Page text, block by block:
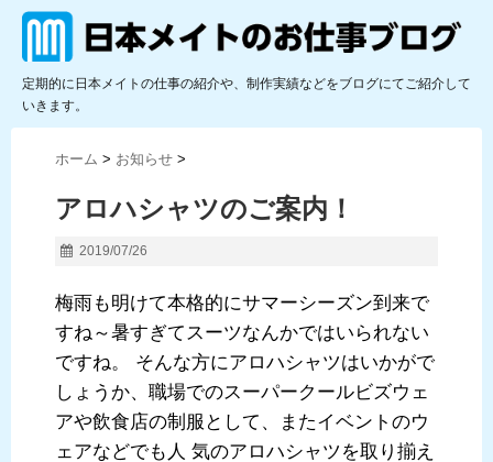
定期的に日本メイトの仕事の紹介や、制作実績などをブログにてご紹介して
いきます。
ホーム > お知らせ >
アロハシャツのご案内！
2019/07/26
梅雨も明けて本格的にサマーシーズン到来で
すね～暑すぎてスーツなんかではいられない
ですね。 そんな方にアロハシャツはいかがで
しょうか、職場でのスーパークールビズウェ
アや飲食店の制服として、またイベントのウ
ェアなどでも人 気のアロハシャツを取り揃え